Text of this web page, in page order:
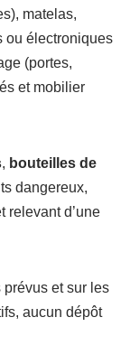
matelas,
ou électroniques
(portes,
et mobilier
, bouteilles de
dangereux,
relevant d’une
prévus et sur les
aucun dépôt